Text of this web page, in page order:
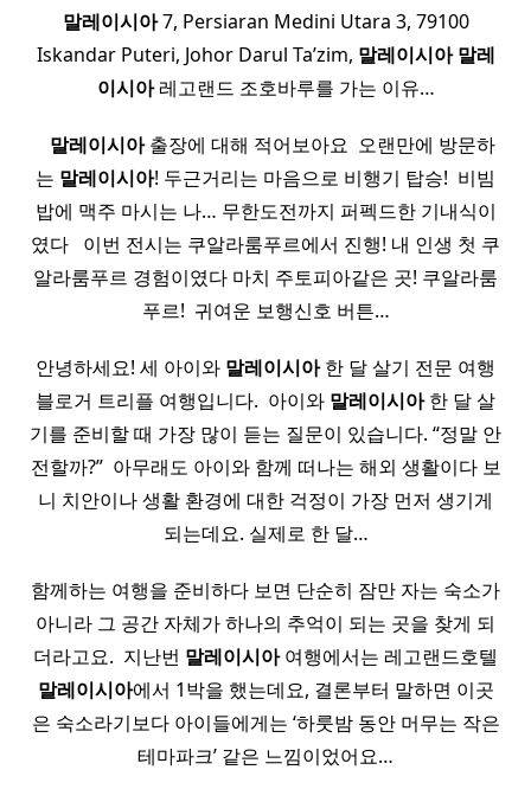
말레이시아7, Persiaran Medini Utara 3, 79100
Iskandar Puteri, Johor Darul Ta’zim, 말레이시아 말레
이시아레고랜드 조호바루를 가는 이유…
말레이시아출장에 대해 적어보아요 ​ 오랜만에 방문하
는 말레이시아! 두근거리는 마음으로 비행기 탑승! ​ 비빔
밥에 맥주 마시는 나… 무한도전까지 퍼펙드한 기내식이
였다 ​ ​ 이번 전시는 쿠알라룸푸르에서 진행! 내 인생 첫 쿠
알라룸푸르 경험이였다 마치 주토피아같은 곳! 쿠알라룸
푸르! ​ 귀여운 보행신호 버튼…
안녕하세요! 세 아이와 말레이시아한 달 살기 전문 여행
블로거 트리플 여행입니다. ​ 아이와 말레이시아한 달 살
기를 준비할 때 가장 많이 듣는 질문이 있습니다. “정말 안
전할까?” ​ 아무래도 아이와 함께 떠나는 해외 생활이다 보
니 치안이나 생활 환경에 대한 걱정이 가장 먼저 생기게
되는데요. 실제로 한 달…
함께하는 여행을 준비하다 보면 단순히 잠만 자는 숙소가
아니라 그 공간 자체가 하나의 추억이 되는 곳을 찾게 되
더라고요. ​ 지난번 말레이시아여행에서는 레고랜드호텔
말레이시아에서 1박을 했는데요, 결론부터 말하면 이곳
은 숙소라기보다 아이들에게는 ‘하룻밤 동안 머무는 작은
테마파크’ 같은 느낌이었어요…